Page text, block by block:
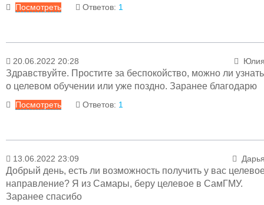
Посмотреть Ответов: 1
Ответ
08.08.2022 15:22 Менеджер
Здравствуйте!В соответствии с
письмо МЗ России от 07.12.2015г. №13-2/
«ТГКБ №5 произведено списание
документов, всвязи с чем,
медицинские документы за 1987 год не
возможности.
20.06.2022 20:28
Здравствуйте. Простите за беспокойство, можно ли узнать
о целевом обучении или уже поздно. Заранее благодарю
Посмотреть Ответов: 1
Ответ
21.06.2022 11:52 Менеджер
Уважаемая Юлия! Информацию можно уточнить по
телефону заместителя главного врача по кадрам:
13.06.2022 23:09
Добрый день, есть ли возможность получить у вас
направление? Я из Самары, беру целевое в СамГМУ.
Заранее спасибо